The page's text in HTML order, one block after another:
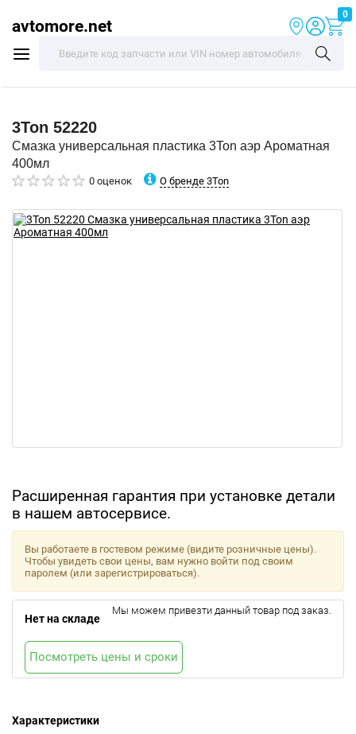
avtomore.net
0
3Ton 52220
Смазка универсальная пластика 3Ton аэр Ароматная
400мл
0 оценок О бренде 3Ton
Расширенная гарантия при установке детали
в нашем автосервисе.
Характеристики
Вы работаете в гостевом режиме (видите розничные цены).
Чтобы увидеть свои цены, вам нужно войти под своим
паролем (или зарегистрироваться).
Нет на складе
Мы можем привезти данный товар под заказ.
Посмотреть цены и сроки